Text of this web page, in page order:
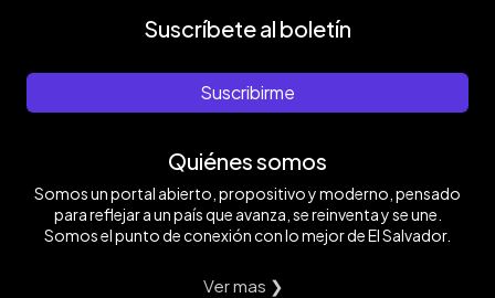
Suscríbete al boletín
Suscribirme
Quiénes somos
Somos un portal abierto, propositivo y moderno, pensado
para reflejar a un país que avanza, se reinventa y se une.
Somos el punto de conexión con lo mejor de El Salvador.
Ver mas ❯